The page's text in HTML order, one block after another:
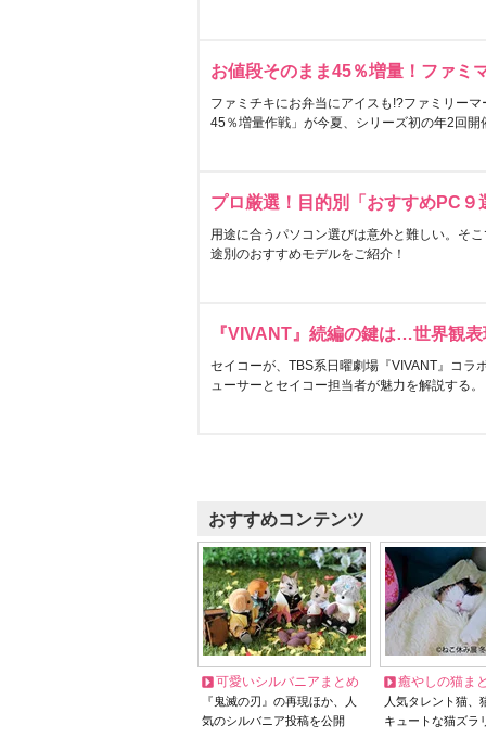
お値段そのまま45％増量！ファミ
ファミチキにお弁当にアイスも!?ファミリー
45％増量作戦」が今夏、シリーズ初の年2回開
プロ厳選！目的別「おすすめPC９
用途に合うパソコン選びは意外と難しい。そ
途別のおすすめモデルをご紹介！
『VIVANT』続編の鍵は…世界観
セイコーが、TBS系日曜劇場『VIVANT』コラ
ューサーとセイコー担当者が魅力を解説する。
おすすめコンテンツ
可愛いシルバニアまとめ
『鬼滅の刃』の再現ほか、人
気のシルバニア投稿を公開
癒やしの猫ま
人気タレント猫
キュートな猫ズラ